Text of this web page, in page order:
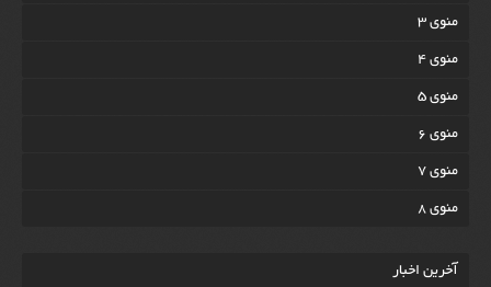
منوی 3
منوی 4
منوی 5
منوی 6
منوی 7
منوی 8
آخرين اخبار